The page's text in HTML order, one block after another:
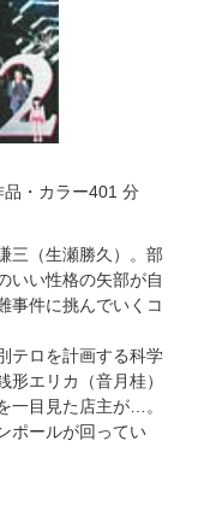
・カラー401 分
三（生瀬勝久）。部
いい性格の矢部が自
事件に挑んでいくコ
テロを計画する科学
エリカ（音月桂）
一目見た店主が…。
ポールが回ってい